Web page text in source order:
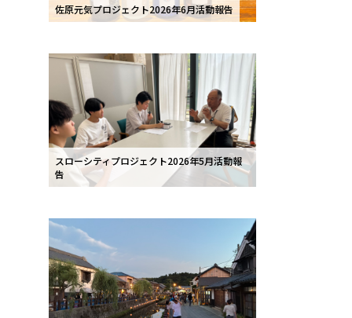
佐原元気プロジェクト2026年6月活動報告
スローシティプロジェクト2026年5月活動報
告